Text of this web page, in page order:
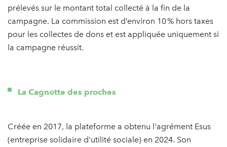
prélevés sur le montant total collecté à la fin de la
campagne. La commission est d’environ 10 % hors taxes
pour les collectes de dons et est appliquée uniquement si
la campagne réussit.
La Cagnotte des proches
Créée en 2017, la plateforme a obtenu l'agrément Esus
(entreprise solidaire d'utilité sociale) en 2024. Son